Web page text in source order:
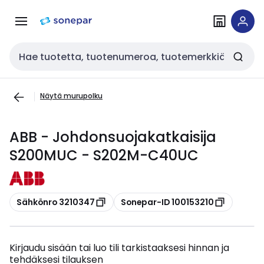
navigointiinsisältöön
Haku
Näytä murupolku
ABB - Johdonsuojakatkaisija
S200MUC - S202M-C40UC
Kopioi
Sähkönro 3210347 Kopioi
Sonepar-ID 100153210
Kirjaudu sisään tai luo tili tarkistaaksesi hinnan ja
tehdäksesi tilauksen